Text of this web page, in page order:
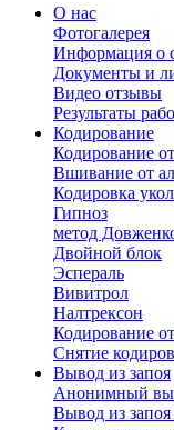
О нас
Фотогалерея
Информация о
Документы и
Видео отзывы
Результаты
Кодирование
Кодирование
Вшивание от
Кодировка
Гипноз
метод
Двойной блок
Эспераль
Вивитрол
Налтрексон
Кодирование
Снятие
Вывод из запоя
Анонимный
Вывод из запоя